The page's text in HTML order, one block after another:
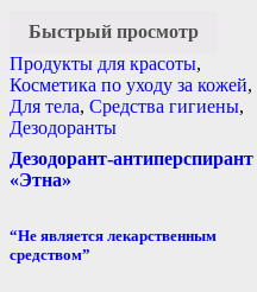
Быстрый просмотр
Продукты для красоты,
Косметика по уходу за кожей,
Для тела, Средства гигиены,
Дезодоранты
Дезодорант-антиперспирант
«Этна»
“Не является лекарственным
средством”